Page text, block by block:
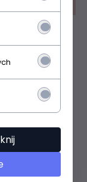
Lafense 889
r 3XL-4XL